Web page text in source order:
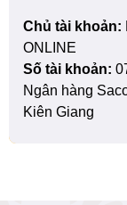
Chủ tài khoản:
ONLINE
Số tài khoản:
Ngân hàng
Kiên Giang